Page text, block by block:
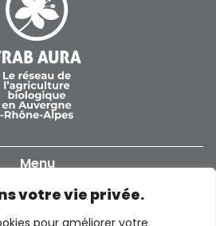
votre vie privée.
pour améliorer votre
Menu
Accueil